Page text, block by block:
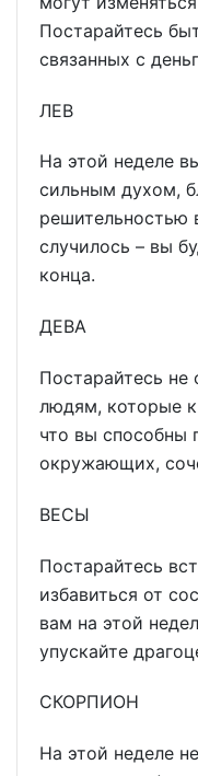
Постарайтесь
связанных с
ЛЕВ
На этой неделе
сильным духом,
решительностью
случилось – вы
конца.
ДЕВА
Постарайтесь
людям, которые
что вы способны
окружающих,
ВЕСЫ
Постарайтесь
избавиться от
вам на этой
упускайте
СКОРПИОН
На этой неделе